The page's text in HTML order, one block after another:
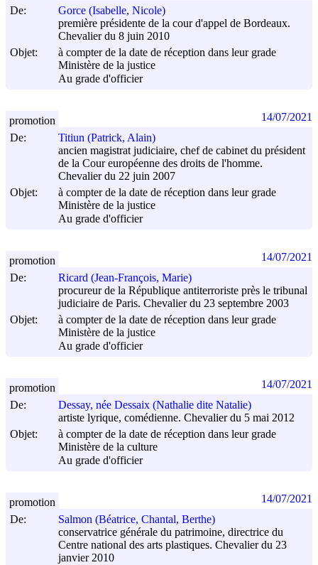
De:
Gorce (Isabelle, Nicole)
première présidente de la cour d'appel de Bordeaux.
Chevalier du 8 juin 2010
Objet:
à compter de la date de réception dans leur grade
Ministère de la justice
Au grade d'officier
De:
Titiun (Patrick, Alain)
ancien magistrat judiciaire, chef de cabinet du président
de la Cour européenne des droits de l'homme.
Chevalier du 22 juin 2007
Objet:
à compter de la date de réception dans leur grade
Ministère de la justice
Au grade d'officier
promotion 14/07/2021
De:
Ricard (Jean-François, Marie)
procureur de la République antiterroriste près le tribunal
judiciaire de Paris. Chevalier du 23 septembre 2003
Objet:
à compter de la date de réception dans leur grade
Ministère de la justice
Au grade d'officier
promotion 14/07/2021
De:
Dessay, née Dessaix (Nathalie dite Natalie)
artiste lyrique, comédienne. Chevalier du 5 mai 2012
Objet:
à compter de la date de réception dans leur grade
Ministère de la culture
Au grade d'officier
promotion 14/07/2021
De:
Salmon (Béatrice, Chantal, Berthe)
conservatrice générale du patrimoine, directrice du
Centre national des arts plastiques. Chevalier du 23
janvier 2010
promotion 14/07/2021